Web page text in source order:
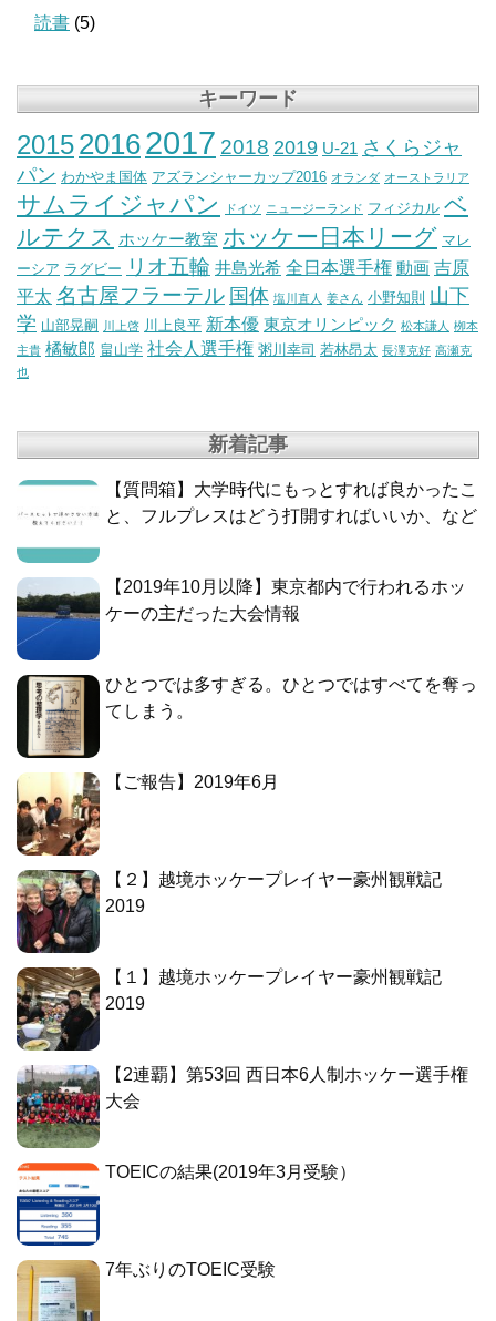
読書 (5)
キーワード
201520162017 2018 2019 U-21 さくらジャ
パン わかやま国体 アズランシャーカップ2016 オランダ オーストラリア
サムライジャパン ドイツ ニュージーランド フィジカル ベ
ルテクス ホッケー教室 ホッケー日本リーグ マレ
ーシア ラグビー リオ五輪 井島光希 全日本選手権 動画 吉原
平太 名古屋フラーテル 国体 塩川直人 姜さん 小野知則 山下
学 山部晃嗣 川上啓 川上良平 新本優 東京オリンピック 松本謙人 栁本
主貴 橘敏郎 畠山学 社会人選手権 粥川幸司 若林昂太 長澤克好 高瀬克
也
新着記事
【質問箱】大学時代にもっとすれば良かったこ
と、フルプレスはどう打開すればいいか、など
【2019年10月以降】東京都内で行われるホッ
ケーの主だった大会情報
ひとつでは多すぎる。ひとつではすべてを奪っ
てしまう。
【ご報告】2019年6月
【２】越境ホッケープレイヤー豪州観戦記
2019
【１】越境ホッケープレイヤー豪州観戦記
2019
【2連覇】第53回 西日本6人制ホッケー選手権
大会
TOEICの結果(2019年3月受験）
7年ぶりのTOEIC受験